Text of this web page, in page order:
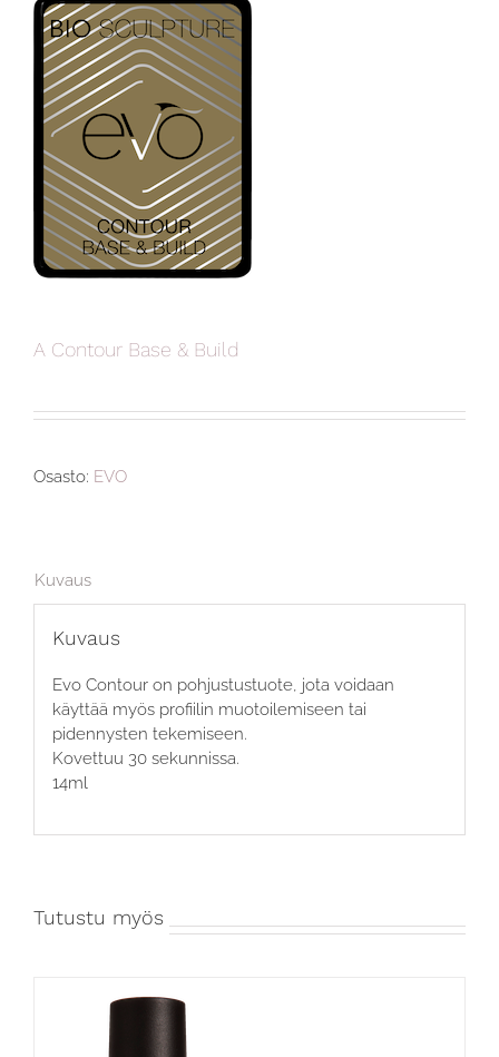
A Contour Base & Build
Osasto: EVO
Kuvaus
Kuvaus
Evo Contour on pohjustustuote, jota voidaan
käyttää myös profiilin muotoilemiseen tai
pidennysten tekemiseen.
Kovettuu 30 sekunnissa.
14ml
Tutustu myös